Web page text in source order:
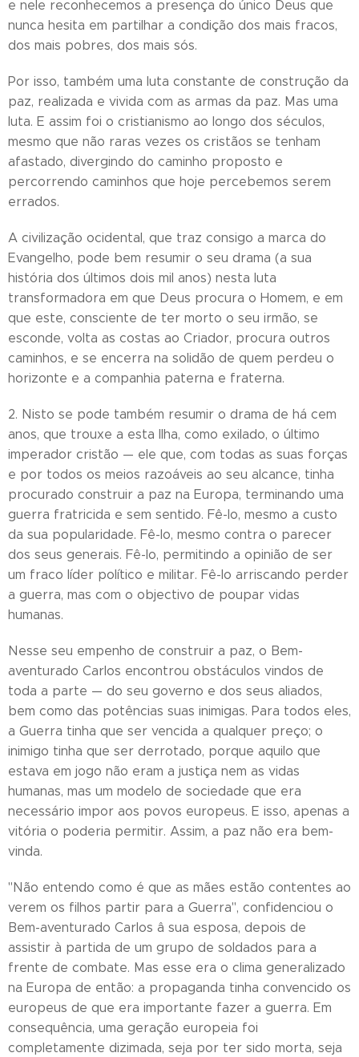
e nele reconhecemos a presença do único Deus que
nunca hesita em partilhar a condição dos mais fracos,
dos mais pobres, dos mais sós.
Por isso, também uma luta constante de construção da
paz, realizada e vivida com as armas da paz. Mas uma
luta. E assim foi o cristianismo ao longo dos séculos,
mesmo que não raras vezes os cristãos se tenham
afastado, divergindo do caminho proposto e
percorrendo caminhos que hoje percebemos serem
errados.
A civilização ocidental, que traz consigo a marca do
Evangelho, pode bem resumir o seu drama (a sua
história dos últimos dois mil anos) nesta luta
transformadora em que Deus procura o Homem, e em
que este, consciente de ter morto o seu irmão, se
esconde, volta as costas ao Criador, procura outros
caminhos, e se encerra na solidão de quem perdeu o
horizonte e a companhia paterna e fraterna.
2. Nisto se pode também resumir o drama de há cem
anos, que trouxe a esta Ilha, como exilado, o último
imperador cristão — ele que, com todas as suas forças
e por todos os meios razoáveis ao seu alcance, tinha
procurado construir a paz na Europa, terminando uma
guerra fratricida e sem sentido. Fê-lo, mesmo a custo
da sua popularidade. Fê-lo, mesmo contra o parecer
dos seus generais. Fê-lo, permitindo a opinião de ser
um fraco líder político e militar. Fê-lo arriscando perder
a guerra, mas com o objectivo de poupar vidas
humanas.
Nesse seu empenho de construir a paz, o Bem-
aventurado Carlos encontrou obstáculos vindos de
toda a parte — do seu governo e dos seus aliados,
bem como das potências suas inimigas. Para todos eles,
a Guerra tinha que ser vencida a qualquer preço; o
inimigo tinha que ser derrotado, porque aquilo que
estava em jogo não eram a justiça nem as vidas
humanas, mas um modelo de sociedade que era
necessário impor aos povos europeus. E isso, apenas a
vitória o poderia permitir. Assim, a paz não era bem-
vinda.
"Não entendo como é que as mães estão contentes ao
verem os filhos partir para a Guerra", confidenciou o
Bem-aventurado Carlos â sua esposa, depois de
assistir à partida de um grupo de soldados para a
frente de combate. Mas esse era o clima generalizado
na Europa de então: a propaganda tinha convencido os
europeus de que era importante fazer a guerra. Em
consequência, uma geração europeia foi
completamente dizimada, seja por ter sido morta, seja